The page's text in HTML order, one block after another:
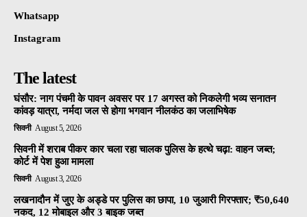
Whatsapp
Instagram
The latest
घंसौर: नाग पंचमी के पावन अवसर पर 17 अगस्त को निकलेगी भव्य सनातन
कांवड़ यात्रा, नर्मदा जल से होगा भगवान नीलकंठ का जलाभिषेक
सिवनी August 5, 2026
सिवनी में शराब पीकर कार चला रहा चालक पुलिस के हत्थे चढ़ा: वाहन जब्त;
कोर्ट में पेश हुआ मामला
सिवनी August 3, 2026
लखनादौन में जुए के अड्डे पर पुलिस का छापा, 10 जुआरी गिरफ्तार; ₹50,640
नकद, 12 मोबाइल और 3 बाइक जब्त